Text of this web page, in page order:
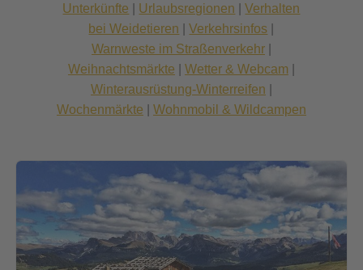
Unterkünfte
Urlaubsregionen |Verhalten
bei Weidetieren |Verkehrsinfos
Warnweste im Straßenverkehr|
Weihnachtsmärkte
Wetter & Webcam
Winterausrüstung-Winterreifen
Wochenmärkte
Wohnmobil & Wildcampen